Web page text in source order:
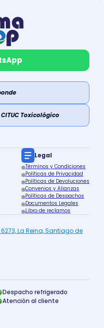
Toxicológico
Legal
Términos y Condiciones
Políticas de Privacidad
Políticas de Devoluciones
Convenios y Alianzas
Políticas de Despachos
Documentos Legales
Libro de reclamos
La Reina, Santiago de
Despacho refrigerado
Atención al cliente